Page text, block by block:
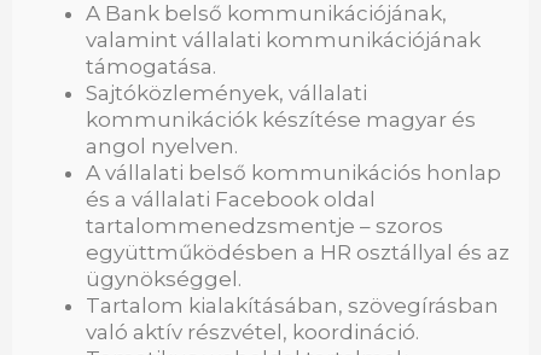
A Bank belső kommunikációjának,
valamint vállalati kommunikációjának
támogatása.
Sajtóközlemények, vállalati
kommunikációk készítése magyar és
angol nyelven.
A vállalati belső kommunikációs honlap
és a vállalati Facebook oldal
tartalommenedzsmentje – szoros
együttműködésben a HR osztállyal és az
ügynökséggel.
Tartalom kialakításában, szövegírásban
való aktív részvétel, koordináció.